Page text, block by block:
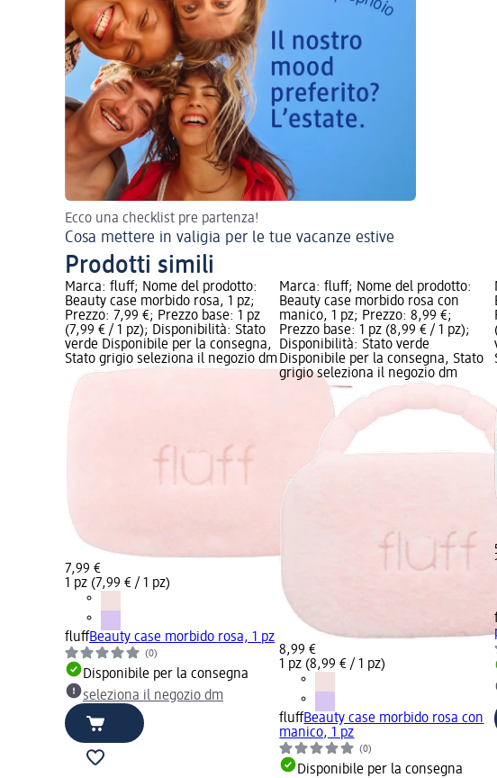
Ecco una checklist pre partenza!
Cosa mettere in valigia per le tue vacanze estive
Prodotti simili
Marca: fluff; Nome del prodotto:
Beauty case morbido rosa, 1 pz;
Prezzo: 7,99 €; Prezzo base: 1 pz
(7,99 € / 1 pz); Disponibilità: Stato
verde Disponibile per la consegna,
Stato grigio seleziona il negozio dm
7,99 €
1 pz (7,99 € / 1 pz)
fluffBeauty case morbido rosa, 1 pz
(0)
Disponibile per la consegna
seleziona il negozio dm
Marca: fluff; Nome del prodotto:
Beauty case morbido rosa con
manico, 1 pz; Prezzo: 8,99 €;
Prezzo base: 1 pz (8,99 € / 1 pz);
Disponibilità: Stato verde
Disponibile per la consegna, Stato
grigio seleziona il negozio dm
8,99 €
1 pz (8,99 € / 1 pz)
fluffBeauty case morbido rosa con
manico, 1 pz
(0)
Disponibile per la consegna